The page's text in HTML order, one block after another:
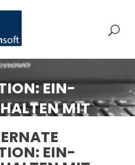
EIN-
MIT
EIN-